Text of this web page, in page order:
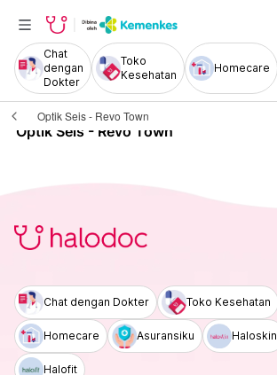
Chat
dengan
Dokter
Toko
Kesehatan
Homecare
Optik Seis - Revo Town
Optik Seis - Revo Town
Chat dengan Dokter Toko Kesehatan
Homecare Asuransiku Haloskin
Halofit